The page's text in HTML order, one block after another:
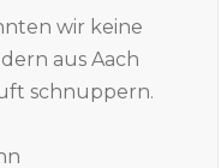
wir keine
aus Aach
schnuppern.